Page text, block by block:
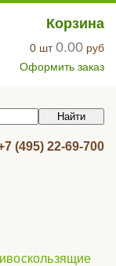
Корзина
0 шт0.00 руб
Оформить заказ
(495) 22-69-700